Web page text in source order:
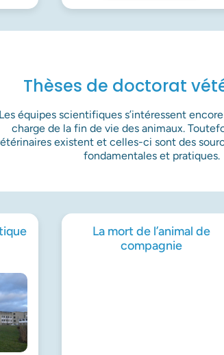
Thèses de doctorat
Les équipes scientifiques s’intéressent
charge de la fin de vie des animaux.
existent et celles-ci sont des
fondamentales et pratiques.
La mort de l’animal de
compagnie